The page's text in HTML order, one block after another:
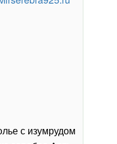
с изумрудом